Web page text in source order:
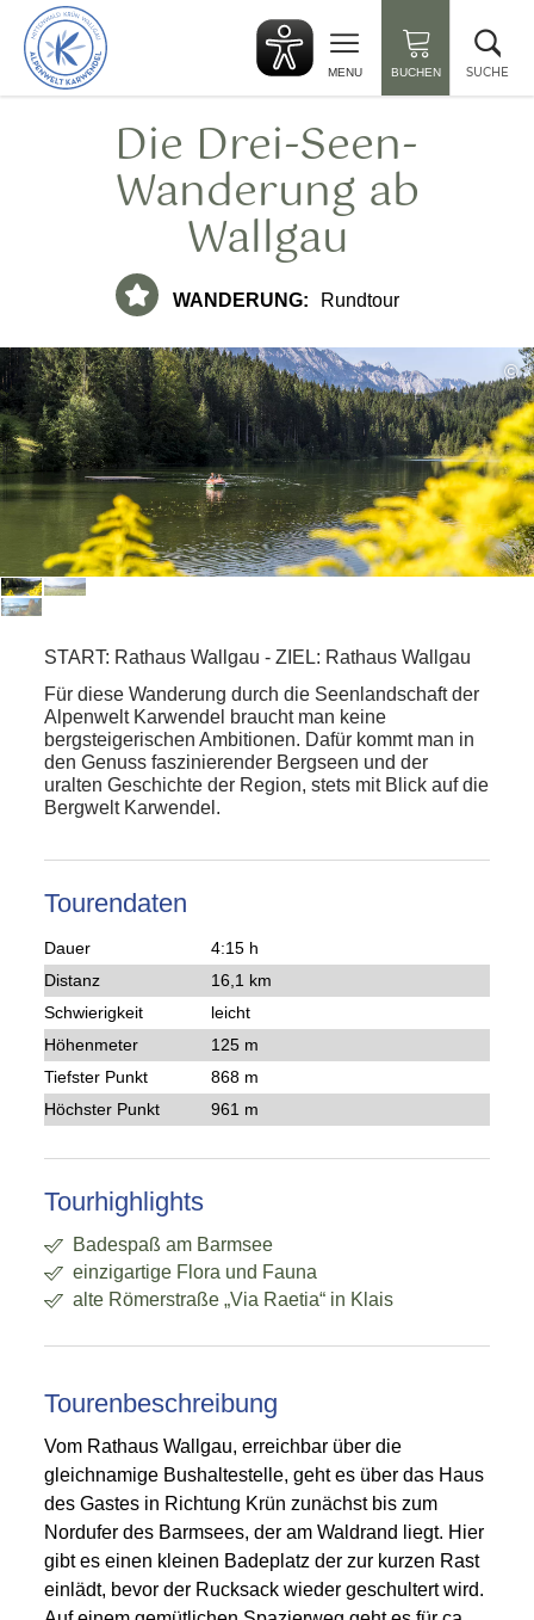
zurück
zur
Startseite
MENU BUCHEN SUCHE
Die Drei-Seen-
Wanderung ab
Wallgau
WANDERUNG: Rundtour
©
START: Rathaus Wallgau-ZIEL: Rathaus Wallgau
Für diese Wanderung durch die Seenlandschaft der
Alpenwelt Karwendel braucht man keine
bergsteigerischen Ambitionen. Dafür kommt man in
den Genuss faszinierender Bergseen und der
uralten Geschichte der Region, stets mit Blick auf die
Bergwelt Karwendel.
Tourendaten
Dauer
4:15 h
Distanz
16,1 km
Schwierigkeit
leicht
Höhenmeter
125 m
Tiefster Punkt
868 m
Höchster Punkt
961 m
Tourhighlights
Badespaß am Barmsee
einzigartige Flora und Fauna
alte Römerstraße „Via Raetia“ in Klais
Tourenbeschreibung
Vom Rathaus Wallgau, erreichbar über die
gleichnamige Bushaltestelle, geht es über das Haus
des Gastes in Richtung Krün zunächst bis zum
Nordufer des Barmsees, der am Waldrand liegt. Hier
gibt es einen kleinen Badeplatz der zur kurzen Rast
einlädt, bevor der Rucksack wieder geschultert wird.